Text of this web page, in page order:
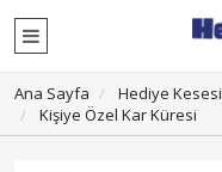
Ana Sayfa Hediye Kesesi
Kişiye Özel Kar Küresi